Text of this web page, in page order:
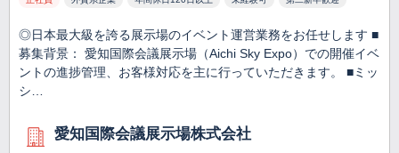
◎日本最大級を誇る展示場のイベント運営業務をお任せします ■
募集背景： 愛知国際会議展示場（Aichi Sky Expo）での開催イベ
ントの進捗管理、お客様対応を主に行っていただきます。 ■ミッ
シ…
愛知国際会議展示場株式会社